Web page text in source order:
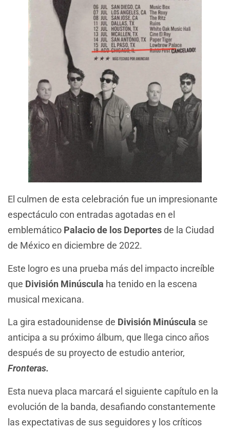
El culmen de esta celebración fue un impresionante
espectáculo con entradas agotadas en el
emblemático Palacio de los Deportesde la Ciudad
de México en diciembre de 2022.
Este logro es una prueba más del impacto increíble
que División Minúscula ha tenido en la escena
musical mexicana.
La gira estadounidense de División Minúscula se
anticipa a su próximo álbum, que llega cinco años
después de su proyecto de estudio anterior,
Fronteras.
Esta nueva placa marcará el siguiente capítulo en la
evolución de la banda, desafiando constantemente
las expectativas de sus seguidores y los críticos